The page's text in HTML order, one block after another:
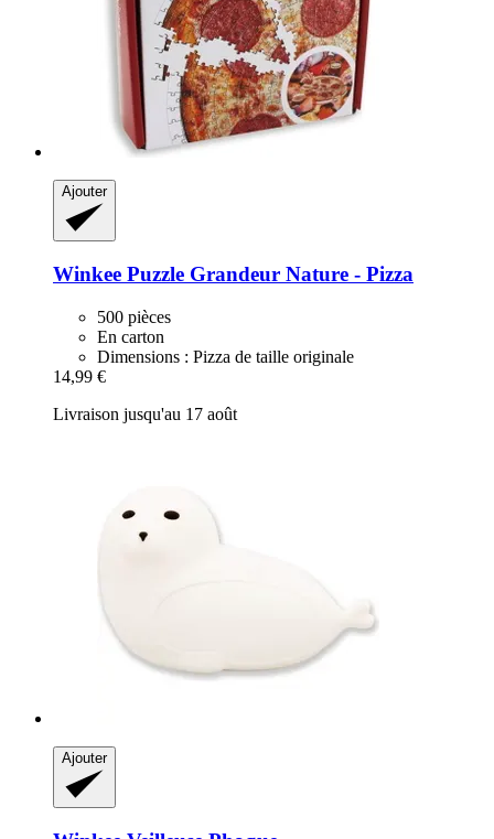
Ajouter
Winkee Puzzle Grandeur Nature -​ Pizza
500 pièces
En carton
Dimensions : Pizza de taille originale
14,99 €
Livraison jusqu'au 17 août
Ajouter